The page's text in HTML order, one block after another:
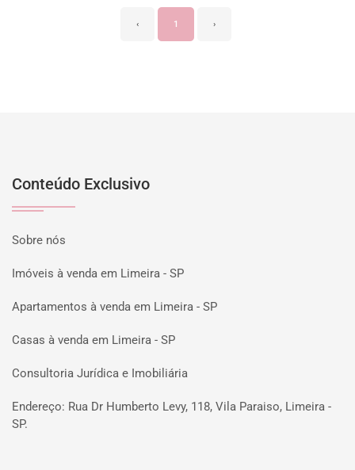
‹ 1 ›
Conteúdo Exclusivo
Sobre nós
Imóveis à venda em Limeira - SP
Apartamentos à venda em Limeira - SP
Casas à venda em Limeira - SP
Consultoria Jurídica e Imobiliária
Endereço: Rua Dr Humberto Levy, 118, Vila Paraiso, Limeira -
SP.